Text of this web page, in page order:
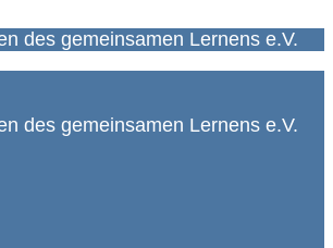
des gemeinsamen Lernens e.V.
des gemeinsamen Lernens e.V.